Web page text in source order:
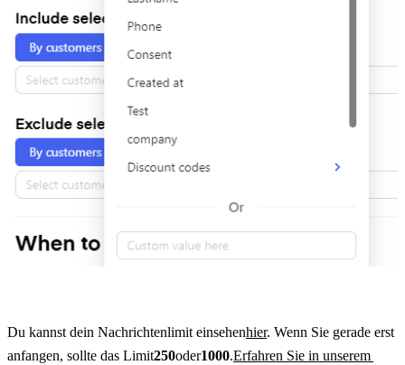
Du kannst dein Nachrichtenlimit einsehenhier. Wenn Sie gerade erst
anfangen, sollte das Limit250oder1000.Erfahren Sie in unserem